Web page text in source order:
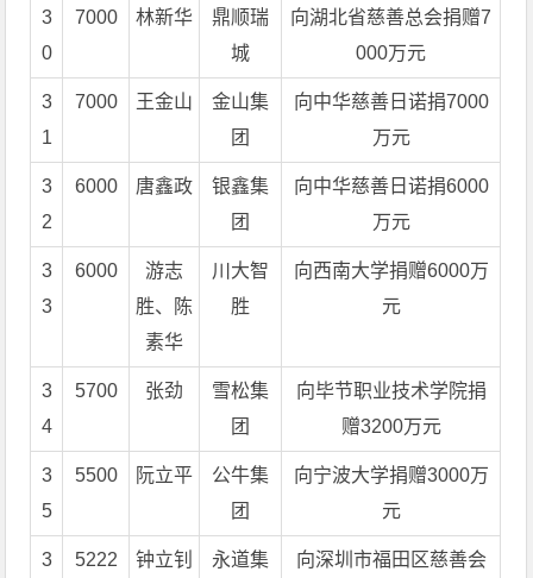
3
0
7000 林新华
鼎顺瑞
城
向湖北省慈善总会捐赠7
000万元
3
1
7000 王金山
金山集
团
向中华慈善日诺捐7000
万元
3
2
6000 唐鑫政
银鑫集
团
向中华慈善日诺捐6000
万元
3
3
6000
游志
胜、陈
素华
川大智
胜
向西南大学捐赠6000万
元
3
4
5700 张劲
雪松集
团
向毕节职业技术学院捐
赠3200万元
3
5
5500 阮立平
公牛集
团
向宁波大学捐赠3000万
元
3
5222 钟立钊
永道集
向深圳市福田区慈善会